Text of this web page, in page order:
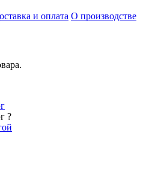
и оплата О производстве
?